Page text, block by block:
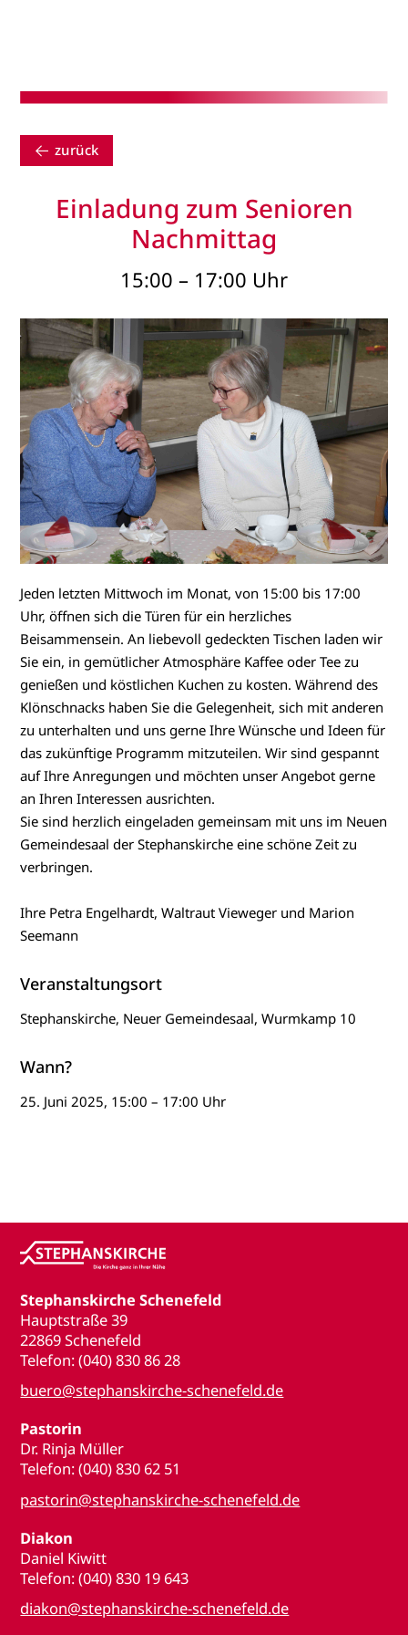
zurück
Einladung zum Senioren
Nachmittag
15:00 – 17:00 Uhr
Jeden letzten Mittwoch im Monat, von 15:00 bis 17:00
Uhr, öffnen sich die Türen für ein herzliches
Beisammensein. An liebevoll gedeckten Tischen laden wir
Sie ein, in gemütlicher Atmosphäre Kaffee oder Tee zu
genießen und köstlichen Kuchen zu kosten. Während des
Klönschnacks haben Sie die Gelegenheit, sich mit anderen
zu unterhalten und uns gerne Ihre Wünsche und Ideen für
das zukünftige Programm mitzuteilen. Wir sind gespannt
auf Ihre Anregungen und möchten unser Angebot gerne
an Ihren Interessen ausrichten.
Sie sind herzlich eingeladen gemeinsam mit uns im Neuen
Gemeindesaal der Stephanskirche eine schöne Zeit zu
verbringen.
Ihre Petra Engelhardt, Waltraut Vieweger und Marion
Seemann
Veranstaltungsort
Stephanskirche, Neuer Gemeindesaal, Wurmkamp 10
Wann?
25. Juni 2025, 15:00 – 17:00 Uhr
Stephanskirche Schenefeld
Hauptstraße 39
22869 Schenefeld
Telefon: (040) 830 86 28
buero@stephanskirche-schenefeld.de
Pastorin
Dr. Rinja Müller
Telefon: (040) 830 62 51
pastorin@stephanskirche-schenefeld.de
Diakon
Daniel Kiwitt
Telefon: (040) 830 19 643
diakon@stephanskirche-schenefeld.de